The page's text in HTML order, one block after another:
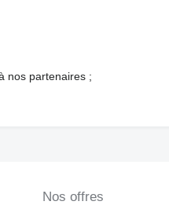
nos partenaires ;
Nos offres